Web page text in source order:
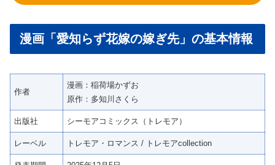
漫画「愛知らず花嫁の嫁ぎ先」の基本情報
作者
漫画：稲荷場かずお
原作：多知川さくら
出版社 シーモアコミックス（トレモア）
レーベル トレモア・ロマンス / トレモアcollection